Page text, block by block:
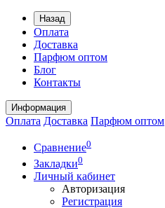
Назад
Оплата
Доставка
Парфюм оптом
Блог
Контакты
Информация
Оплата Доставка Парфюм оптом
Сравнение0
Закладки0
Личный кабинет
Авторизация
Регистрация